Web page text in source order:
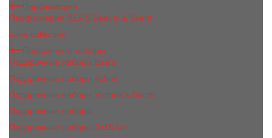
Парфюмерия
Парфюмерия BEA'S Beauty & Scent
Luxe collection
Подарочные наборы
Подарочные наборы Bea's
Подарочные наборы 4х5ml
Подарочные наборы Victoria's Secret
Подарочные наборы
Подарочные наборы 2x15 мл